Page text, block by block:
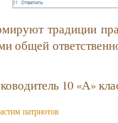
традиции
общей
10 «А»
патриотов